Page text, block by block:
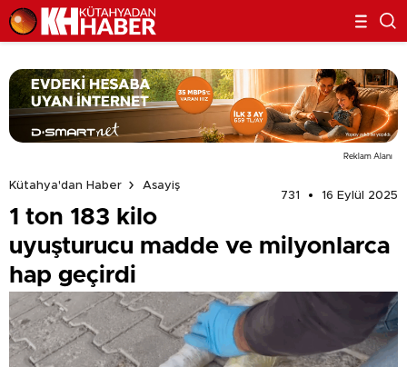
Reklam Alanı
Kütahya'dan Haber
Asayiş
731
16 Eylül 2025
1 ton 183 kilo
uyuşturucu madde ve milyonlarca
hap geçirdi